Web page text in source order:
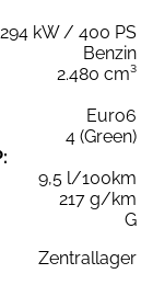
294 kW / 400 PS
Benzin
2.480 cm³
Euro6
4 (Green)
9,5 l/100km
217 g/km
G
Zentrallager